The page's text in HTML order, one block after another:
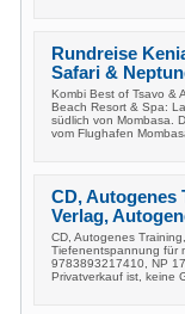
Rundreise
Safari &
Kombi Best of Tsavo &
Beach Resort & Spa:
südlich von Mombasa.
vom Flughafen
CD, Autogenes
Verlag,
CD, Autogenes
Tiefenentspannung für
9783893217410, NP
Privatverkauf ist, keine